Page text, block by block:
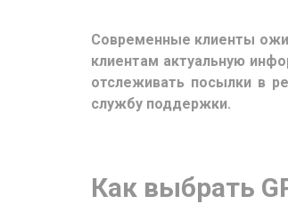
Современные клиенты
клиентам актуальную
отслеживать посылки в
службу поддержки.
Как выбрать